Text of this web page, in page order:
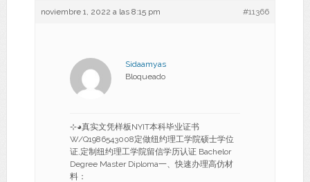
noviembre 1, 2022 a las 8:15 pm #11366
Sidaamyas
Bloqueado
⊹◕真实文凭样板NYIT本科毕业证书
W/Q1986543008定做纽约理工学院硕士学位
证,定制纽约理工学院留信学历认证 Bachelor
Degree Master Diploma一、快速办理高仿材
料：